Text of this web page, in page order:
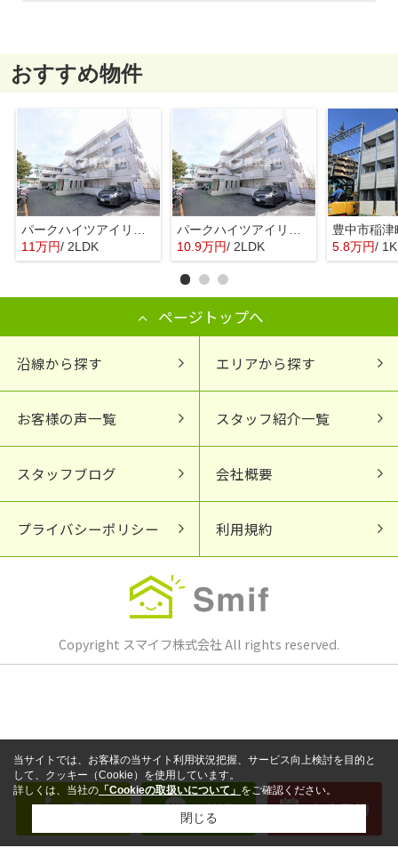
おすすめ物件
11万円/ 2LDK
10.9万円/ 2LDK 5.8万円/ 1K
ページトップへ
沿線から探す エリアから探す
お客様の声一覧 スタッフ紹介一覧
スタッフブログ 会社概要
プライバシーポリシー 利用規約
Copyright スマイフ株式会社 All rights reserved.
電話 LINE 来店予約
当サイトでは、お客様の当サイト利用状況把握、サービス向上検討を目的と
して、クッキー（Cookie）を使用しています。
詳しくは、当社の 「Cookieの取扱いについて」 をご確認ください。
閉じる